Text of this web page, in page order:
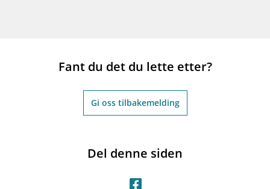
Fant du det du lette etter?
Gi oss tilbakemelding
Del denne siden